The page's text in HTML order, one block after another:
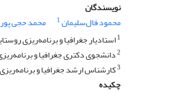
نویسندگان
محمود فال‌سلیمان1 محمد حجی پور
1استادیار جغرافیا و برنامه‌ریزی
2دانشجوی دکتری جغرافیا و
3کارشناس ارشد جغرافیا و
چکیده